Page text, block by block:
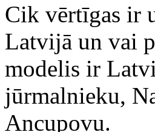
Cik vērtīgas ir
Latvijā un vai
modelis ir
jūrmalnieku,
Ancupovu.